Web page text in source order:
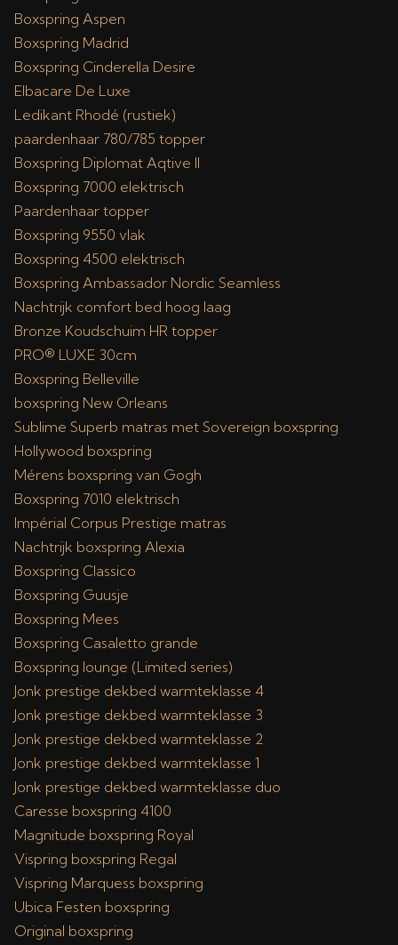
Boxspring Aspen
Boxspring Madrid
Boxspring Cinderella Desire
Elbacare De Luxe
Ledikant Rhodé (rustiek)
paardenhaar 780/785 topper
Boxspring Diplomat Aqtive II
Boxspring 7000 elektrisch
Paardenhaar topper
Boxspring 9550 vlak
Boxspring 4500 elektrisch
Boxspring Ambassador Nordic Seamless
Nachtrijk comfort bed hoog laag
Bronze Koudschuim HR topper
PRO® LUXE 30cm
Boxspring Belleville
boxspring New Orleans
Sublime Superb matras met Sovereign boxspring
Hollywood boxspring
Mérens boxspring van Gogh
Boxspring 7010 elektrisch
Impérial Corpus Prestige matras
Nachtrijk boxspring Alexia
Boxspring Classico
Boxspring Guusje
Boxspring Mees
Boxspring Casaletto grande
Boxspring lounge (Limited series)
Jonk prestige dekbed warmteklasse 4
Jonk prestige dekbed warmteklasse 3
Jonk prestige dekbed warmteklasse 2
Jonk prestige dekbed warmteklasse 1
Jonk prestige dekbed warmteklasse duo
Caresse boxspring 4100
Magnitude boxspring Royal
Vispring boxspring Regal
Vispring Marquess boxspring
Ubica Festen boxspring
Original boxspring